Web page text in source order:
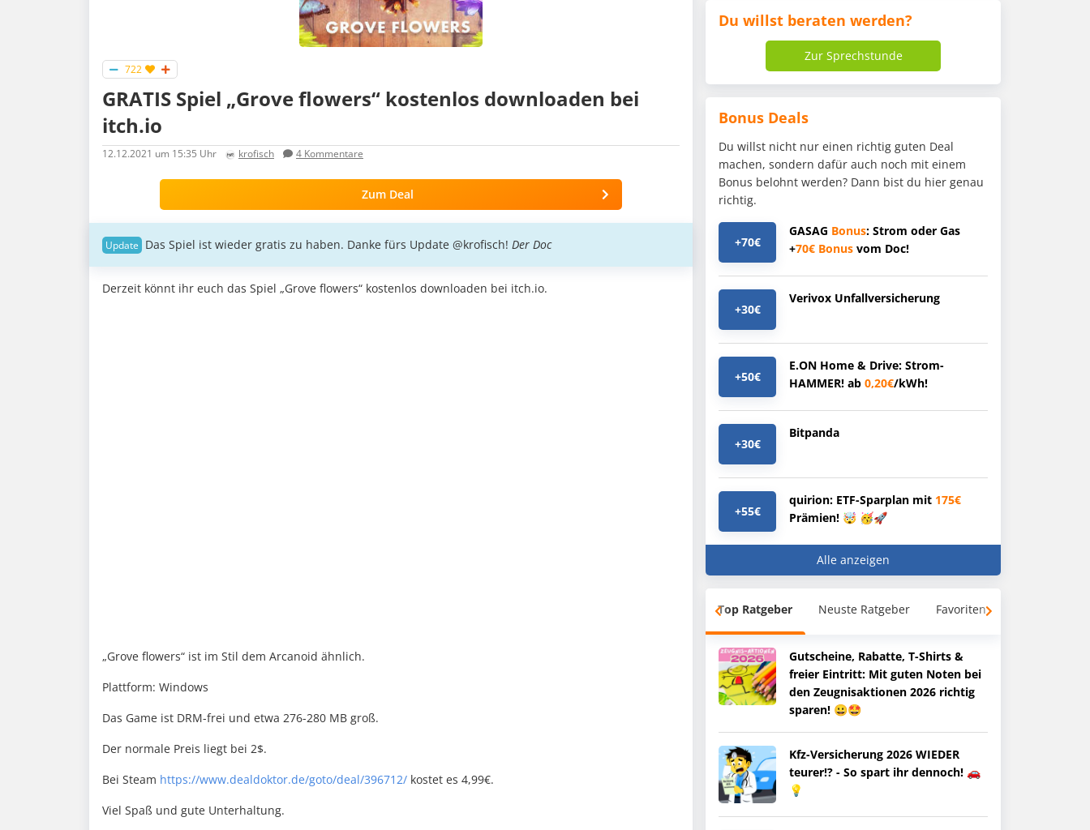
722
GRATIS Spiel „Grove flowers“ kostenlos downloaden bei
itch.io
12.12.2021 um 15:35 Uhr krofisch 4 Kommentare
Zum Deal
Das Spiel ist wieder gratis zu haben. Danke fürs Update @krofisch! Der Doc
Derzeit könnt ihr euch das Spiel „Grove flowers“ kostenlos downloaden bei itch.io.
„Grove flowers“ ist im Stil dem Arcanoid ähnlich.
Plattform: Windows
Das Game ist DRM-frei und etwa 276-280 MB groß.
Der normale Preis liegt bei 2$.
Bei Steam https://www.dealdoktor.de/goto/deal/396712/ kostet es 4,99€.
Viel Spaß und gute Unterhaltung.
Du willst beraten werden?
Zur Sprechstunde
Bonus Deals
Du willst nicht nur einen richtig guten Deal
machen, sondern dafür auch noch mit einem
Bonus belohnt werden? Dann bist du hier genau
richtig.
+70€
GASAG Bonus: Strom oder Gas
+70€ Bonus vom Doc!
+30€
Verivox Unfallversicherung
+50€
E.ON Home & Drive: Strom-
HAMMER! ab 0,20€/kWh!
+30€
Bitpanda
+55€
quirion: ETF-Sparplan mit 175€
Prämien! 🤯 🥳🚀
Alle anzeigen
Top Ratgeber Neuste Ratgeber Favoriten
Gutscheine, Rabatte, T-Shirts &
freier Eintritt: Mit guten Noten bei
den Zeugnisaktionen 2026 richtig
sparen! 😀🤩
Kfz-Versicherung 2026 WIEDER
teurer!? - So spart ihr dennoch! 🚗
💡